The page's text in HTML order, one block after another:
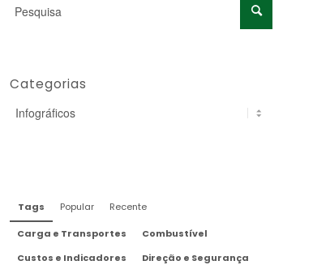
Categorias
Tags Popular Recente
Carga e Transportes
Combustível
Custos e Indicadores
Direção e Segurança